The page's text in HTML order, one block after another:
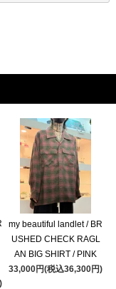
my beautiful landlet / BR
USHED CHECK RAGL
AN BIG SHIRT / PINK
33,000円(税込36,300円)